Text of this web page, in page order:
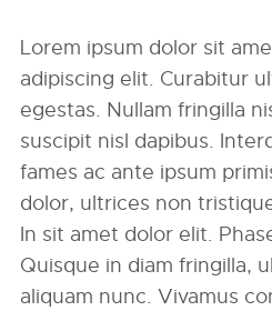
Lorem ipsum dolor sit
adipiscing elit. Curabitur
egestas. Nullam fringilla
suscipit nisl dapibus.
fames ac ante ipsum
dolor, ultrices non
In sit amet dolor elit.
Quisque in diam fringilla,
aliquam nunc. Vivamus